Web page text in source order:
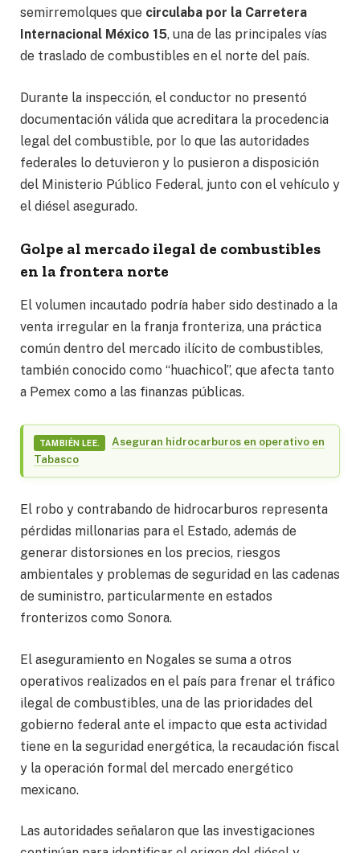
semirremolques que circulaba por la Carretera
Internacional México 15, una de las principales vías
de traslado de combustibles en el norte del país.
Durante la inspección, el conductor no presentó
documentación válida que acreditara la procedencia
legal del combustible, por lo que las autoridades
federales lo detuvieron y lo pusieron a disposición
del Ministerio Público Federal, junto con el vehículo y
el diésel asegurado.
Golpe al mercado ilegal de combustibles
en la frontera norte
El volumen incautado podría haber sido destinado a la
venta irregular en la franja fronteriza, una práctica
común dentro del mercado ilícito de combustibles,
también conocido como “huachicol”, que afecta tanto
a Pemex como a las finanzas públicas.
TAMBIÉN LEE.
Aseguran hidrocarburos en operativo en
Tabasco
El robo y contrabando de hidrocarburos representa
pérdidas millonarias para el Estado, además de
generar distorsiones en los precios, riesgos
ambientales y problemas de seguridad en las cadenas
de suministro, particularmente en estados
fronterizos como Sonora.
El aseguramiento en Nogales se suma a otros
operativos realizados en el país para frenar el tráfico
ilegal de combustibles, una de las prioridades del
gobierno federal ante el impacto que esta actividad
tiene en la seguridad energética, la recaudación fiscal
y la operación formal del mercado energético
mexicano.
Las autoridades señalaron que las investigaciones